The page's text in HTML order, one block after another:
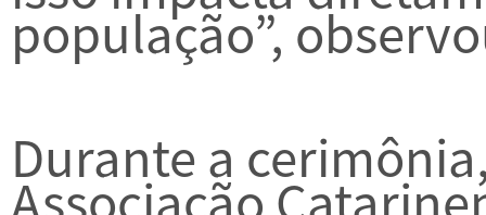
população”,
Durante a